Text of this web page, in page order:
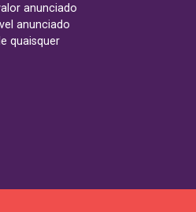
anunciado
anunciado
quaisquer